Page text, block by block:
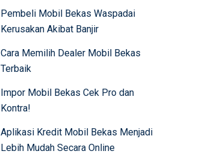
Pembeli Mobil Bekas Waspadai
Kerusakan Akibat Banjir
Cara Memilih Dealer Mobil Bekas
Terbaik
Impor Mobil Bekas Cek Pro dan
Kontra!
Aplikasi Kredit Mobil Bekas Menjadi
Lebih Mudah Secara Online